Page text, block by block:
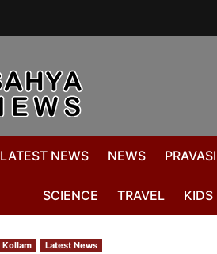
LATEST NEWS NEWS PRAVASI
SCIENCE TRAVEL KIDS
Kollam Latest News